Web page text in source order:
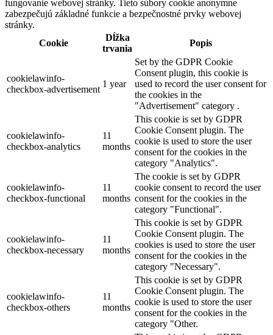
fungovanie webovej stránky. Tieto súbory cookie anonymne
zabezpečujú základné funkcie a bezpečnostné prvky webovej
stránky.
Cookie
Dĺžka
trvania
Popis
cookielawinfo-
checkbox-advertisement
1 year
Set by the GDPR Cookie
Consent plugin, this cookie is
used to record the user consent for
the cookies in the
"Advertisement" category .
cookielawinfo-
checkbox-analytics
11
months
This cookie is set by GDPR
Cookie Consent plugin. The
cookie is used to store the user
consent for the cookies in the
category "Analytics".
cookielawinfo-
checkbox-functional
11
months
The cookie is set by GDPR
cookie consent to record the user
consent for the cookies in the
category "Functional".
cookielawinfo-
checkbox-necessary
11
months
This cookie is set by GDPR
Cookie Consent plugin. The
cookies is used to store the user
consent for the cookies in the
category "Necessary".
cookielawinfo-
checkbox-others
11
months
This cookie is set by GDPR
Cookie Consent plugin. The
cookie is used to store the user
consent for the cookies in the
category "Other.